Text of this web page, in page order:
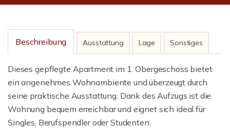
Beschreibung Ausstattung Lage Sonstiges
Dieses gepflegte Apartment im 1. Obergeschoss bietet
ein angenehmes Wohnambiente und überzeugt durch
seine praktische Ausstattung. Dank des Aufzugs ist die
Wohnung bequem erreichbar und eignet sich ideal für
Singles, Berufspendler oder Studenten.